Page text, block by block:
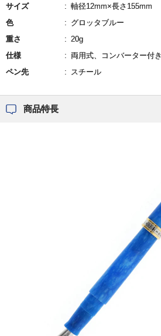
サイズ
軸径12mm×長さ155mm
色
グロッタブルー
重さ
20g
仕様
両用式、コンバーター付き
ペン先
スチール
商品特長